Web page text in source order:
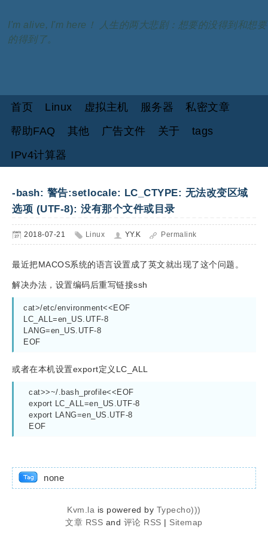
I'm alive, I'm here！ 人生的两大悲剧：想要的没得到和想要
的得到了。
首页 Linux 虚拟主机 服务器
私密文章
帮助FAQ
其他 广告文件 关于
tags
IPv4计算器
-bash: 警告:setlocale: LC_CTYPE: 无法改变区域
选项 (UTF-8): 没有那个文件或目录
2018-07-21 Linux YY.K Permalink
最近把MACOS系统的语言设置成了英文就出现了这个问题。
解决办法，设置编码后重写链接ssh
cat>/etc/environment<<EOF
LC_ALL=en_US.UTF-8
LANG=en_US.UTF-8
EOF
或者在本机设置export定义LC_ALL
cat>>~/.bash_profile<<EOF
export LC_ALL=en_US.UTF-8
export LANG=en_US.UTF-8
EOF
none
Kvm.la is powered by Typecho)))
文章 RSS and 评论 RSS | Sitemap